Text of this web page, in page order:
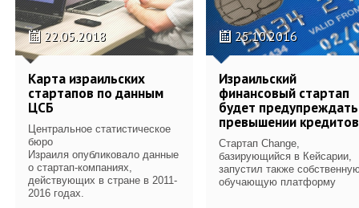
22.05.2018
Карта израильских
стартапов по данным
ЦСБ
Центральное статистическое
бюро
Израиля опубликовало данные
о стартап-компаниях,
действующих в стране в 2011-
2016 годах.
25.10.2016
Израильский
финансовый стартап
будет
превышении кредитов
Стартап Change,
базирующийся в Кейсарии,
запустил также
обучающую платформу